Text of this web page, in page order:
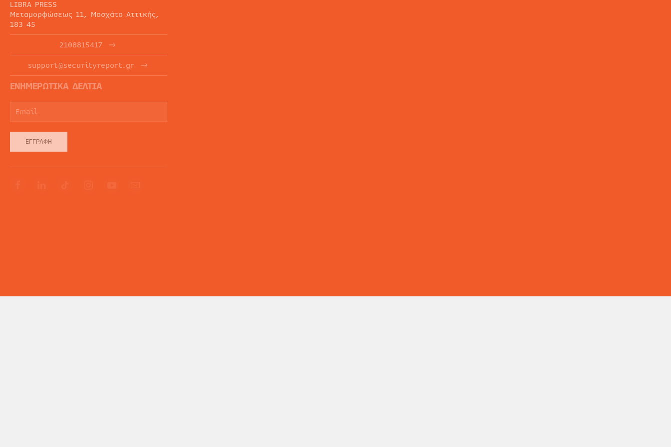
LIBRA PRESS
Μεταμορφώσεως 11, Μοσχάτο Αττικής,
183 45
2108815417
support@securityreport.gr
ΕΝΗΜΕΡΩΤΙΚΑ ΔΕΛΤΙΑ
ΕΓΓΡΑΦΉ